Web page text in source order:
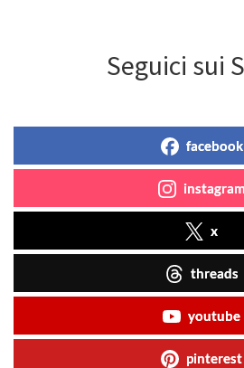
Seguici sui
facebook
instagram
x
threads
youtube
pinterest